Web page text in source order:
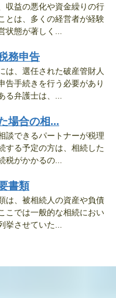
収益の悪化や資金繰りの行
とは、多くの経営者が経験
状態が著しく...
務申告
は、選任された破産管財人
告手続きを行う必要があり
る弁護士は、...
場合の相...
談できるパートナーが税理
する予定の方は、相続した
税がかかるの...
書類
は、被相続人の資産や負債
こでは一般的な相続におい
挙させていた...